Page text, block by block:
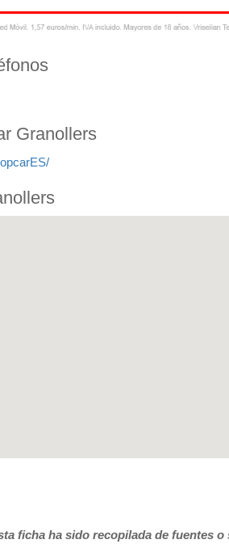
Granollers
ficha ha sido recopilada de fuentes